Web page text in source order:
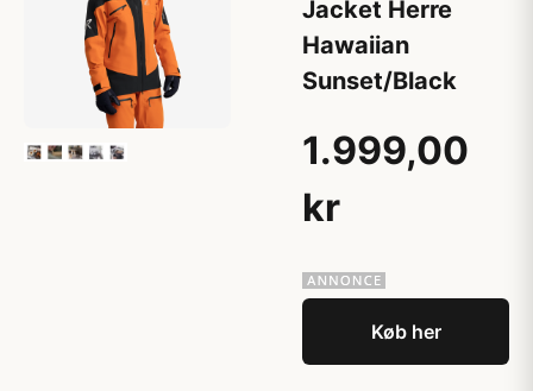
Jacket Herre
Hawaiian
Sunset/Black
1.999,00
kr
Køb her